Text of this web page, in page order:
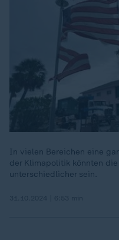
In vielen Bereichen eine
der Klimapolitik könnten
unterschiedlicher sein.